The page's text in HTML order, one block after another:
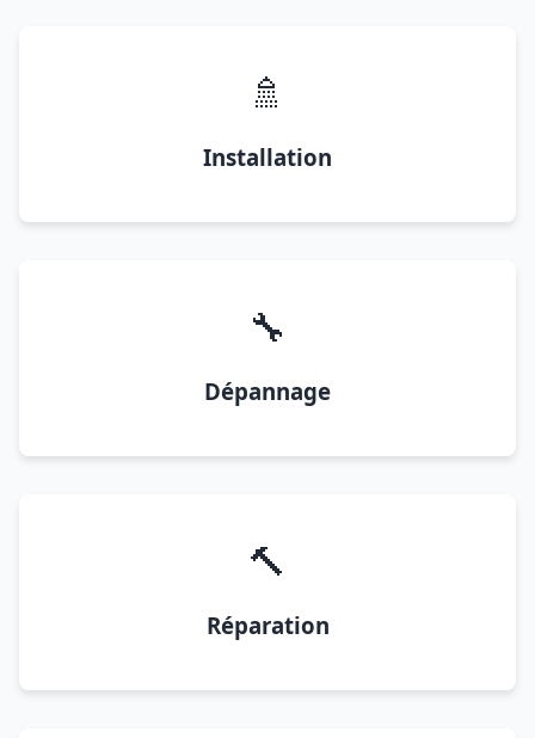
🚿
Installation
🔧
Dépannage
🔨
Réparation